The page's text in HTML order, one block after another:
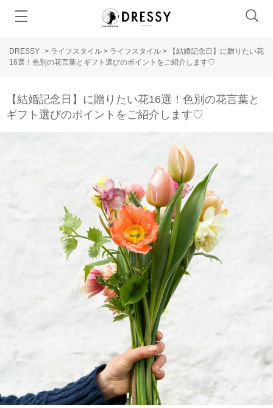
DRESSY > ライフスタイル > ライフスタイル >
【結婚記念日】に贈りたい花
16選！色別の花言葉とギフト選びのポイントをご紹介します♡
【結婚記念日】に贈りたい花16選！色別の花言葉と
ギフト選びのポイントをご紹介します♡